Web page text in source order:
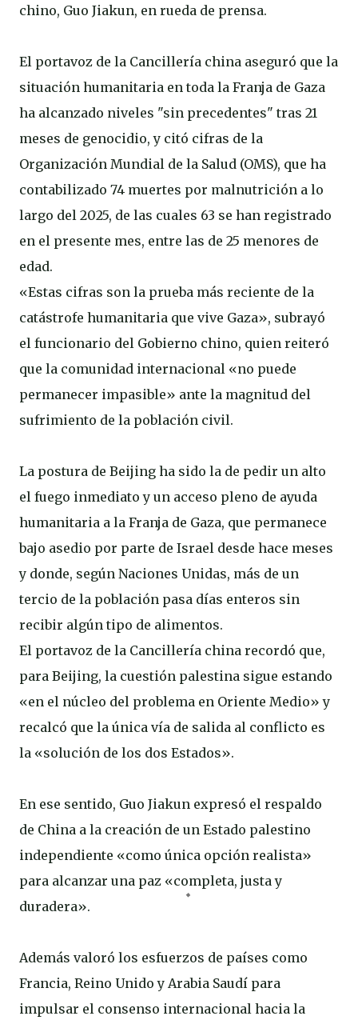
chino, Guo Jiakun, en rueda de prensa.
El portavoz de la Cancillería china aseguró que la
situación humanitaria en toda la Franja de Gaza
ha alcanzado niveles "sin precedentes" tras 21
meses de genocidio, y citó cifras de la
Organización Mundial de la Salud (OMS), que ha
contabilizado 74 muertes por malnutrición a lo
largo del 2025, de las cuales 63 se han registrado
en el presente mes, entre las de 25 menores de
edad.
«Estas cifras son la prueba más reciente de la
catástrofe humanitaria que vive Gaza», subrayó
el funcionario del Gobierno chino, quien reiteró
que la comunidad internacional «no puede
permanecer impasible» ante la magnitud del
sufrimiento de la población civil.
La postura de Beijing ha sido la de pedir un alto
el fuego inmediato y un acceso pleno de ayuda
humanitaria a la Franja de Gaza, que permanece
bajo asedio por parte de Israel desde hace meses
y donde, según Naciones Unidas, más de un
tercio de la población pasa días enteros sin
recibir algún tipo de alimentos.
El portavoz de la Cancillería china recordó que,
para Beijing, la cuestión palestina sigue estando
«en el núcleo del problema en Oriente Medio» y
recalcó que la única vía de salida al conflicto es
la «solución de los dos Estados».
En ese sentido, Guo Jiakun expresó el respaldo
de China a la creación de un Estado palestino
independiente «como única opción realista»
para alcanzar una paz «completa, justa y
duradera».
Además valoró los esfuerzos de países como
Francia, Reino Unido y Arabia Saudí para
impulsar el consenso internacional hacia la